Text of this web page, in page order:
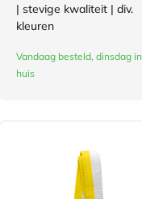
| stevige kwaliteit | div.
kleuren
Vandaag besteld, dinsdag in
huis